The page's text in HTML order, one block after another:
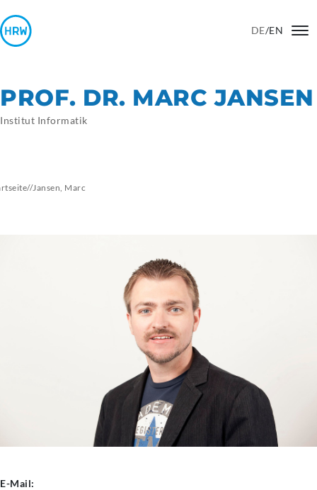
DE/EN
PROF. DR. MARC JANSEN
Institut Informatik
//Jansen, Marc
E-Mail: